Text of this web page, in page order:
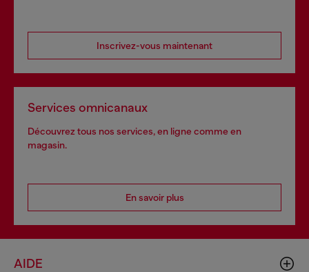
Inscrivez-vous maintenant
Services omnicanaux
Découvrez tous nos services, en ligne comme en
magasin.
En savoir plus
AIDE